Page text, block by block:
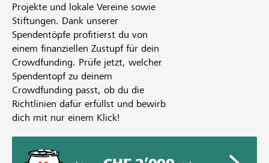
Projekte und lokale Vereine sowie
Stiftungen. Dank unserer
Spendentöpfe profitierst du von
einem finanziellen Zustupf für dein
Crowdfunding. Prüfe jetzt, welcher
Spendentopf zu deinem
Crowdfunding passt, ob du die
Richtlinien dafür erfüllst und bewirb
dich mit nur einem Klick!